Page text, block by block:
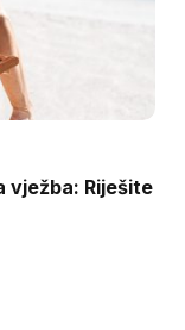
vježba: Riješite